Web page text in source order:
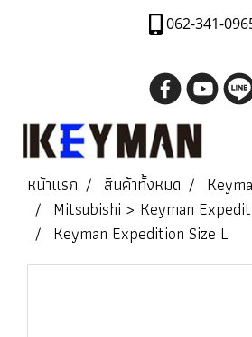
062-341-
หน้าแรก สินค้าทั้งหมด
Mitsubishi > Keyman
Keyman Expedition Size L